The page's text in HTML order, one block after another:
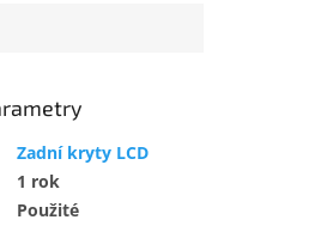
Zadní kryty LCD
1 rok
Použité